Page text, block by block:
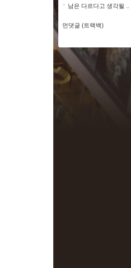
남은 다르다고 생각될 ..
먼댓글 (트랙백)